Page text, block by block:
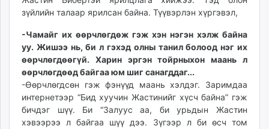
tovch.mn
ikon.mn
mnb.mn
Livetv.mn
Eguur.mn
24tsag.mn
shuud.mn
eagle.mn
ergelt.mn
зүйлийн талаар ярилсан байна. Түүвэрлэн хүргэвэл,
-Чамайг их өөрчлөгдөж гэж хэн нэгэн хэлж байна
уу. Жишээ нь, би л гэхэд олны танил болоод нэг их
өөрчлөгдөөгүй. Харин эргэн тойрныхон маань л
өөрчлөгдөөд байгаа юм шиг санагддаг...
-Өөрчлөгдсөн гэж фэнүүд маань хэлдэг. Заримдаа
интернетээр “Бид хуучин Жастинийг хүсч байна” гэж
бичдэг шүү. Би “Залуус аа, би урьдын Жастин
хэвээрээ л байгаа шүү дээ. Зүгээр л би өсч том